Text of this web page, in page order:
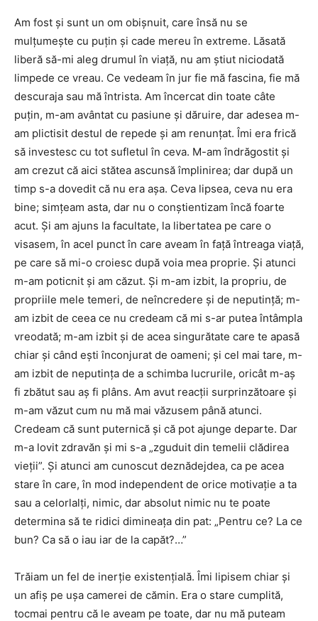
Am fost și sunt un om obișnuit, care însă nu se
mulțumește cu puțin și cade mereu în extreme. Lăsată
liberă să-mi aleg drumul în viață, nu am știut niciodată
limpede ce vreau. Ce vedeam în jur fie mă fascina, fie mă
descuraja sau mă întrista. Am încercat din toate câte
puțin, m-am avântat cu pasiune și dăruire, dar adesea m-
am plictisit destul de repede și am renunțat. Îmi era frică
să investesc cu tot sufletul în ceva. M-am îndrăgostit și
am crezut că aici stătea ascunsă împlinirea; dar după un
timp s-a dovedit că nu era așa. Ceva lipsea, ceva nu era
bine; simțeam asta, dar nu o conștientizam încă foarte
acut. Și am ajuns la facultate, la libertatea pe care o
visasem, în acel punct în care aveam în față întreaga viață,
pe care să mi-o croiesc după voia mea proprie. Și atunci
m-am poticnit și am căzut. Și m-am izbit, la propriu, de
propriile mele temeri, de neîncredere și de neputință; m-
am izbit de ceea ce nu credeam că mi s-ar putea întâmpla
vreodată; m-am izbit și de acea singurătate care te apasă
chiar și când ești înconjurat de oameni; și cel mai tare, m-
am izbit de neputința de a schimba lucrurile, oricât m-aș
fi zbătut sau aș fi plâns. Am avut reacții surprinzătoare și
m-am văzut cum nu mă mai văzusem până atunci.
Credeam că sunt puternică și că pot ajunge departe. Dar
m-a lovit zdravăn și mi s-a „zguduit din temelii clădirea
vieții”. Și atunci am cunoscut deznădejdea, ca pe acea
stare în care, în mod independent de orice motivație a ta
sau a celorlalți, nimic, dar absolut nimic nu te poate
determina să te ridici dimineața din pat: „Pentru ce? La ce
bun? Ca să o iau iar de la capăt?…”
Trăiam un fel de inerție existențială. Îmi lipisem chiar și
un afiș pe ușa camerei de cămin. Era o stare cumplită,
tocmai pentru că le aveam pe toate, dar nu mă puteam